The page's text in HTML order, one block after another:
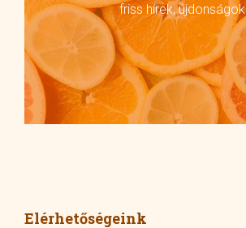
friss hírek, újdonságok
Elérhetőségeink